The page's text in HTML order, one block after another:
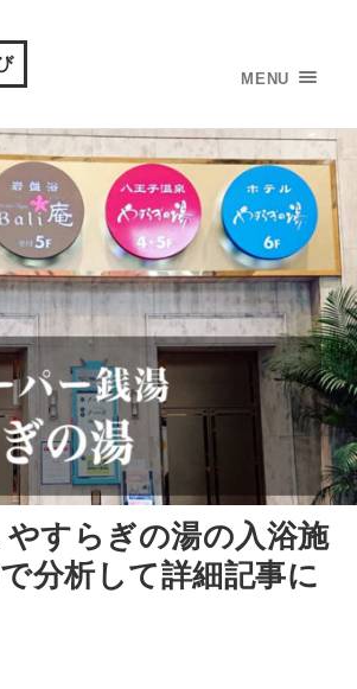
MENU
やすらぎの湯の入浴施
分析して詳細記事に